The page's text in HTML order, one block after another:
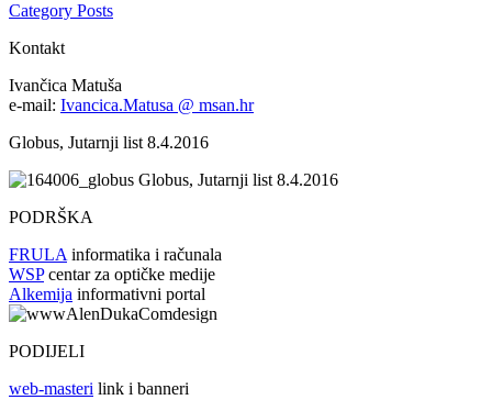
Category Posts
Kontakt
Ivančica Matuša
e-mail: Ivancica.Matusa @ msan.hr
Globus, Jutarnji list 8.4.2016
Globus, Jutarnji list 8.4.2016
PODRŠKA
FRULA informatika i računala
WSPcentar za optičke medije
Alkemija informativni portal
PODIJELI
web-masteri link i banneri